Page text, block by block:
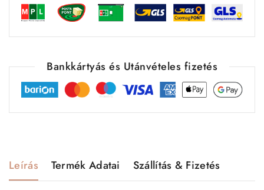
Bankkártyás és Utánvételes fizetés
Leírás Termék Adatai Szállítás & Fizetés